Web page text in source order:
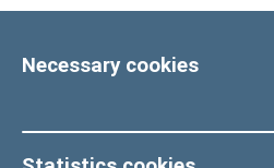
Necessary cookies